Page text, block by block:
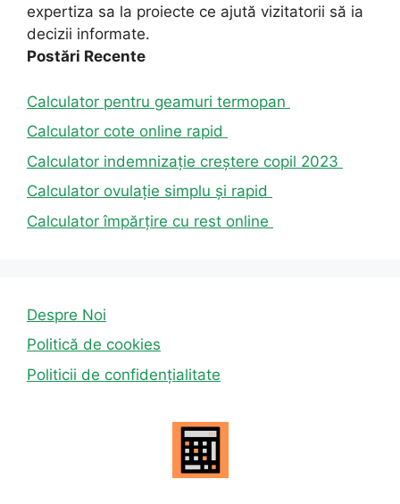
expertiza sa la proiecte ce ajută vizitatorii să ia
decizii informate.
Postări Recente
Calculator pentru geamuri termopan
Calculator cote online rapid
Calculator indemnizație creștere copil 2023
Calculator ovulație simplu și rapid
Calculator împărțire cu rest online
Despre Noi
Politică de cookies
Politicii de confidențialitate